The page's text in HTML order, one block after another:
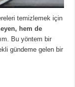
temizlemek için
hem de
Bu yöntem bir
gündeme gelen bir